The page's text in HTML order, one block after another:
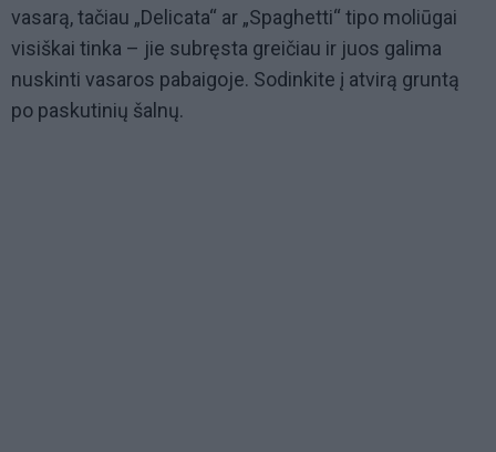
vasarą, tačiau „Delicata“ ar „Spaghetti“ tipo moliūgai
visiškai tinka – jie subręsta greičiau ir juos galima
nuskinti vasaros pabaigoje. Sodinkite į atvirą gruntą
po paskutinių šalnų.